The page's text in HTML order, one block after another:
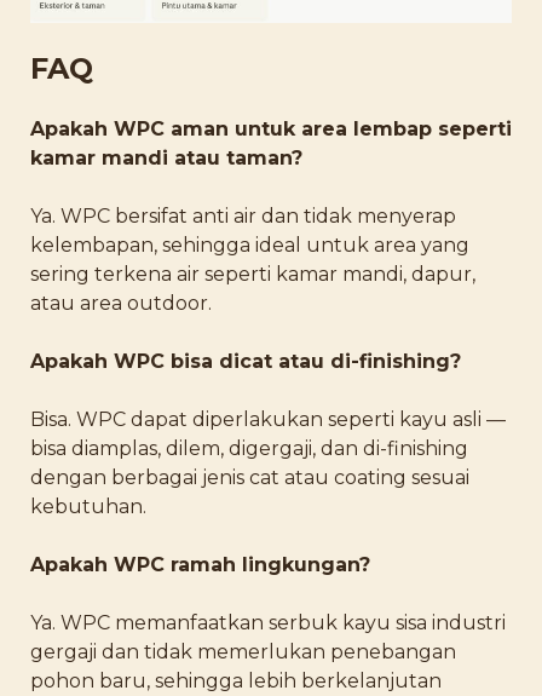
FAQ
Apakah WPC aman untuk area lembap seperti
kamar mandi atau taman?
Ya. WPC bersifat anti air dan tidak menyerap
kelembapan, sehingga ideal untuk area yang
sering terkena air seperti kamar mandi, dapur,
atau area outdoor.
Apakah WPC bisa dicat atau di-finishing?
Bisa. WPC dapat diperlakukan seperti kayu asli —
bisa diamplas, dilem, digergaji, dan di-finishing
dengan berbagai jenis cat atau coating sesuai
kebutuhan.
Apakah WPC ramah lingkungan?
Ya. WPC memanfaatkan serbuk kayu sisa industri
gergaji dan tidak memerlukan penebangan
pohon baru, sehingga lebih berkelanjutan